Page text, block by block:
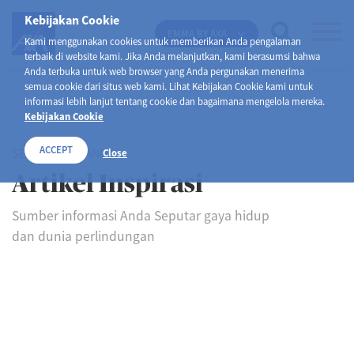
Kebijakan Cookie
Kami menggunakan cookies untuk memberikan Anda pengalaman
terbaik di website kami. Jika Anda melanjutkan, kami berasumsi bahwa
Anda terbuka untuk web browser yang Anda pergunakan menerima
semua cookie dari situs web kami. Lihat Kebijakan Cookie kami untuk
informasi lebih lanjut tentang cookie dan bagaimana mengelola mereka.
Kebijakan Cookie
ACCEPT Close
SELAMAT DATANG DI
Artikel Inspirasi
Sumber informasi Anda Seputar gaya hidup
dan dunia perlindungan